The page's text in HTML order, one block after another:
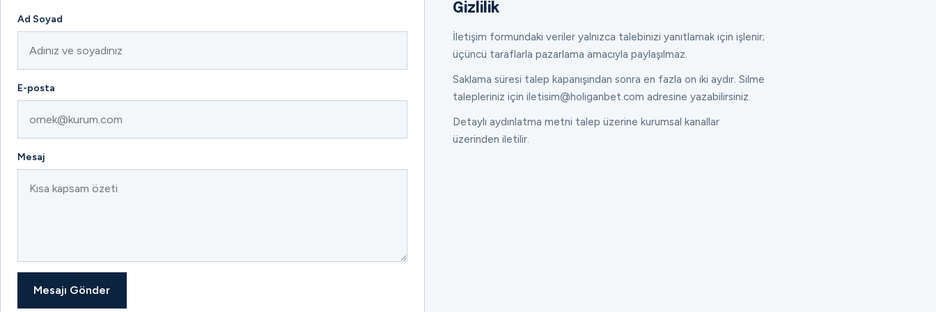
Ad Soyad
E-posta
Mesaj
Mesajı Gönder
Gizlilik
İletişim formundaki veriler yalnızca talebinizi yanıtlamak için işlenir;
üçüncü taraflarla pazarlama amacıyla paylaşılmaz.
Saklama süresi talep kapanışından sonra en fazla on iki aydır. Silme
talepleriniz için iletisim@holiganbet.com adresine yazabilirsiniz.
Detaylı aydınlatma metni talep üzerine kurumsal kanallar
üzerinden iletilir.